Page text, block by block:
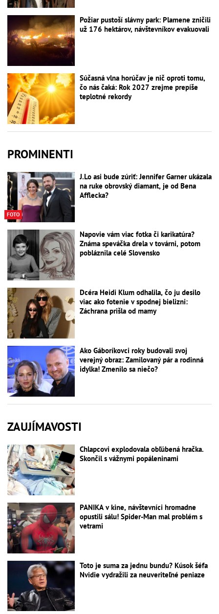
Požiar pustoší slávny park: Plamene zničili
už 176 hektárov, návštevníkov evakuovali
Súčasná vlna horúčav je nič oproti tomu,
čo nás čaká: Rok 2027 zrejme prepíše
teplotné rekordy
PROMINENTI
FOTO
J.Lo asi bude zúriť: Jennifer Garner ukázala
na ruke obrovský diamant, je od Bena
Afflecka?
Napovie vám viac fotka či karikatúra?
Známa speváčka drela v továrni, potom
pobláznila celé Slovensko
Dcéra Heidi Klum odhalila, čo ju desilo
viac ako fotenie v spodnej bielizni:
Záchrana prišla od mamy
Ako Gáboríkovci roky budovali svoj
verejný obraz: Zamilovaný pár a rodinná
idylka! Zmenilo sa niečo?
ZAUJÍMAVOSTI
Chlapcovi explodovala obľúbená hračka.
Skončil s vážnymi popáleninami
PANIKA v kine, návštevníci hromadne
opustili sálu! Spider-Man mal problém s
vetrami
Toto je suma za jednu bundu? Kúsok šéfa
Nvidie vydražili za neuveriteľné peniaze